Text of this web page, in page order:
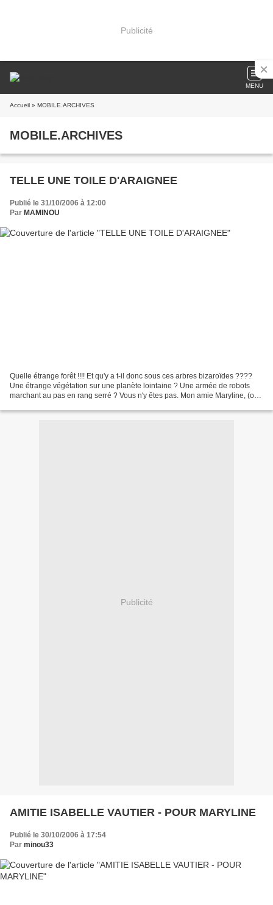
Publicité
MENU
Accueil » MOBILE.ARCHIVES
MOBILE.ARCHIVES
TELLE UNE TOILE D'ARAIGNEE
Publié le 31/10/2006 à 12:00
Par MAMINOU
Quelle étrange forêt !!!! Et qu'y a t-il donc sous ces arbres bizaroïdes ????
Une étrange végétation sur une planète lointaine ? Une armée de robots
marchant au pas en rang serré ? Vous n'y êtes pas. Mon amie Maryline, (oui
Publicité
AMITIE ISABELLE VAUTIER - POUR MARYLINE
Publié le 30/10/2006 à 17:54
Par minou33